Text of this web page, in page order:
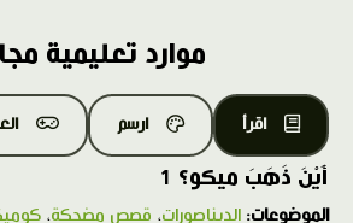
موارد تعليمية
اقرأ ارسم
أَيْنَ ذَهَبَ ميكو؟ 1
الموضوعات: الديناصورات، قصص مضحكة،